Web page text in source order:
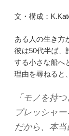
文・構成：
ある人の生き方
彼は50代半ば、
する小さな船へ
理由を尋ねると
「モノを持
プレッシャー
だから、本